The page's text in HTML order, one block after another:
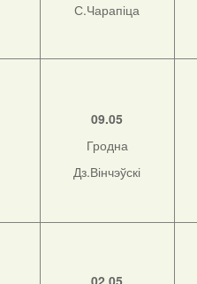
С.Чарапіца
09.05
Гродна
Дз.Вінчэўскі
02.05